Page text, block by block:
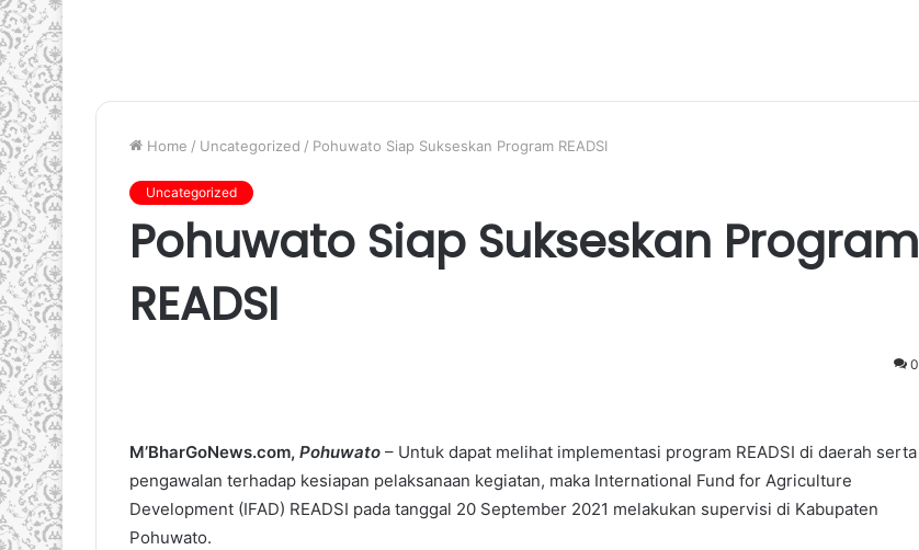
Home / Uncategorized / Pohuwato Siap Sukseskan Program READSI
Uncategorized
Pohuwato Siap Sukseskan Program
READSI
0
M’BharGoNews.com, Pohuwato – Untuk dapat melihat implementasi program READSI di daerah serta
pengawalan terhadap kesiapan pelaksanaan kegiatan, maka International Fund for Agriculture
Development (IFAD) READSI pada tanggal 20 September 2021 melakukan supervisi di Kabupaten
Pohuwato.